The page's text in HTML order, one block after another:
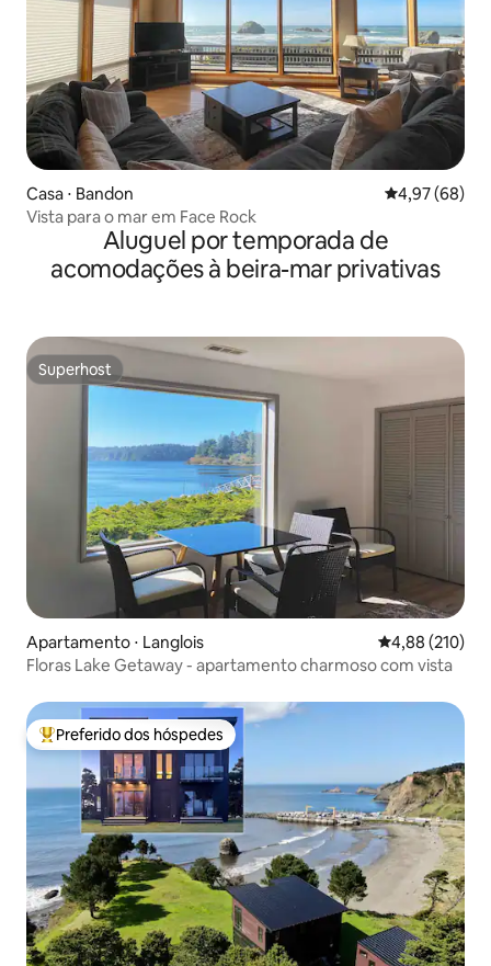
Casa ⋅ Bandon 4,97 de uma
4,97 (68)
Vista para o mar em Face Rock
Aluguel por temporada de
acomodações à beira-mar privativas
Superhost
Superhost
Apartamento ⋅ Langlois 4,88 de uma
4,88 (210)
Floras Lake Getaway - apartamento charmoso com vista
Entre os melhores preferidos dos hóspedes
Preferido dos hóspedes